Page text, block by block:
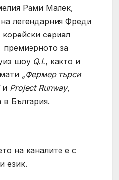
Рами Малек,
легендарния Фреди
сериал
премиерното за
шоу Q.I., както и
„Фермер търси
и Project Runway,
в България.
на каналите е с
език.